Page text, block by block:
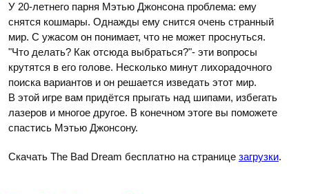
У 20-летнего парня Мэтью Джонсона проблема: ему
снятся кошмары. Однажды ему снится очень странный
мир. С ужасом он понимает, что не может проснуться.
"Что делать? Как отсюда выбраться?"- эти вопросы
крутятся в его голове. Несколько минут лихорадочного
поиска вариантов и он решается изведать этот мир.
В этой игре вам придётся прыгать над шипами, избегать
лазеров и многое другое. В конечном этоге вы поможете
спастись Мэтью Джонсону.
Скачать The Bad Dream бесплатно на странице загрузки.